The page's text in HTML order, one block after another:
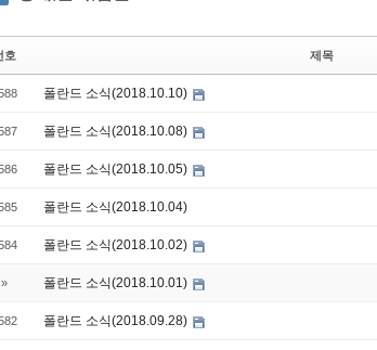
호 제목
폴란드 소식(2018.10.10)
폴란드 소식(2018.10.08)
폴란드 소식(2018.10.05)
폴란드 소식(2018.10.04)
폴란드 소식(2018.10.02)
» 폴란드 소식(2018.10.01)
폴란드 소식(2018.09.28)